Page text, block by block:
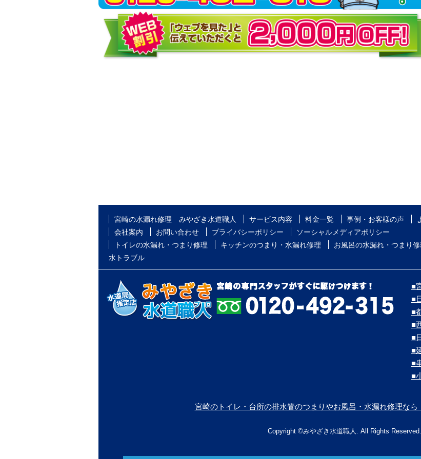
宮崎の水漏れ修理 みやざき水道職人 サービス内容 料金一覧 事例・お客様の声
会社案内
お問い合わせ プライバシーポリシー
ソーシャルメディアポリシー
トイレの水漏れ・つまり修理
キッチンのつまり・水漏れ修理 お風呂の水漏れ・つまり修
水トラブル
■
■
■
■
■
■
■
■
宮崎のトイレ・台所の排水管のつまりやお風呂・水漏れ修理なら
Copyright ©みやざき水道職人. All Rights Reserved.